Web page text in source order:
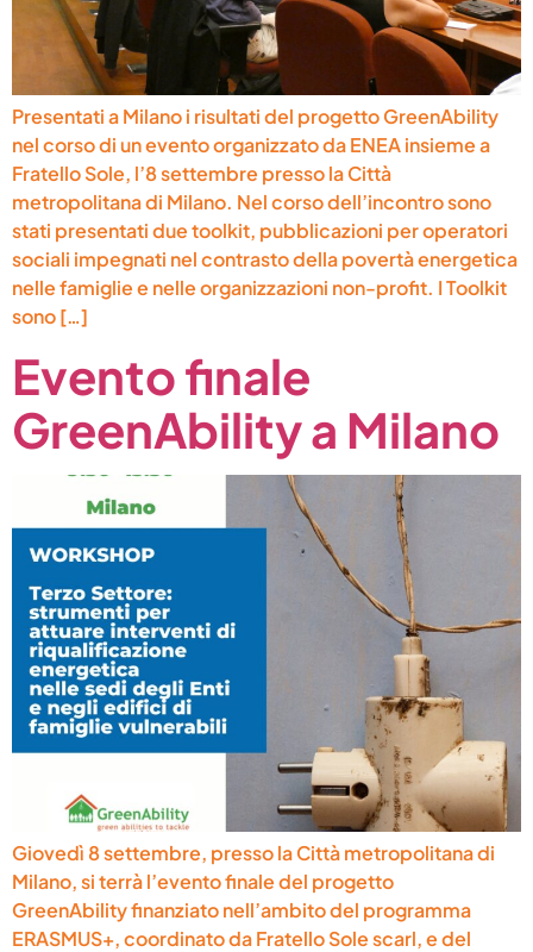
Presentati a Milano i risultati del progetto GreenAbility
nel corso di un evento organizzato da ENEA insieme a
Fratello Sole, l’8 settembre presso la Città
metropolitana di Milano. Nel corso dell’incontro sono
stati presentati due toolkit, pubblicazioni per operatori
sociali impegnati nel contrasto della povertà energetica
nelle famiglie e nelle organizzazioni non-profit. I Toolkit
sono […]
Evento finale
GreenAbility a Milano
Giovedì 8 settembre, presso la Città metropolitana di
Milano, si terrà l’evento finale del progetto
GreenAbility finanziato nell’ambito del programma
ERASMUS+, coordinato da Fratello Sole scarl, e del